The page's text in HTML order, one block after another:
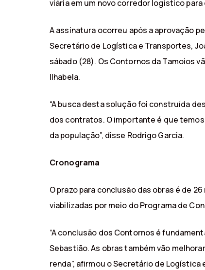
viária em um novo corredor logístico
A assinatura ocorreu após a aprovação
Secretário de Logística e Transportes,
sábado (28). Os Contornos da Tamoios
Ilhabela.
“A busca desta solução foi construída
dos contratos. O importante é que
da população”, disse Rodrigo Garcia.
Cronograma
O prazo para conclusão das obras é de
viabilizadas por meio do Programa de
“A conclusão dos Contornos é
Sebastião. As obras também vão
renda”, afirmou o Secretário de Logística